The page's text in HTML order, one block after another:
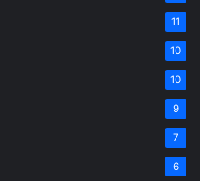
11
10
10
9
7
6